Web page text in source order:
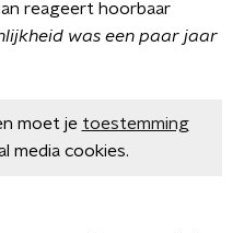
reageert hoorbaar
was een paar jaar
moet je toestemming
media cookies.